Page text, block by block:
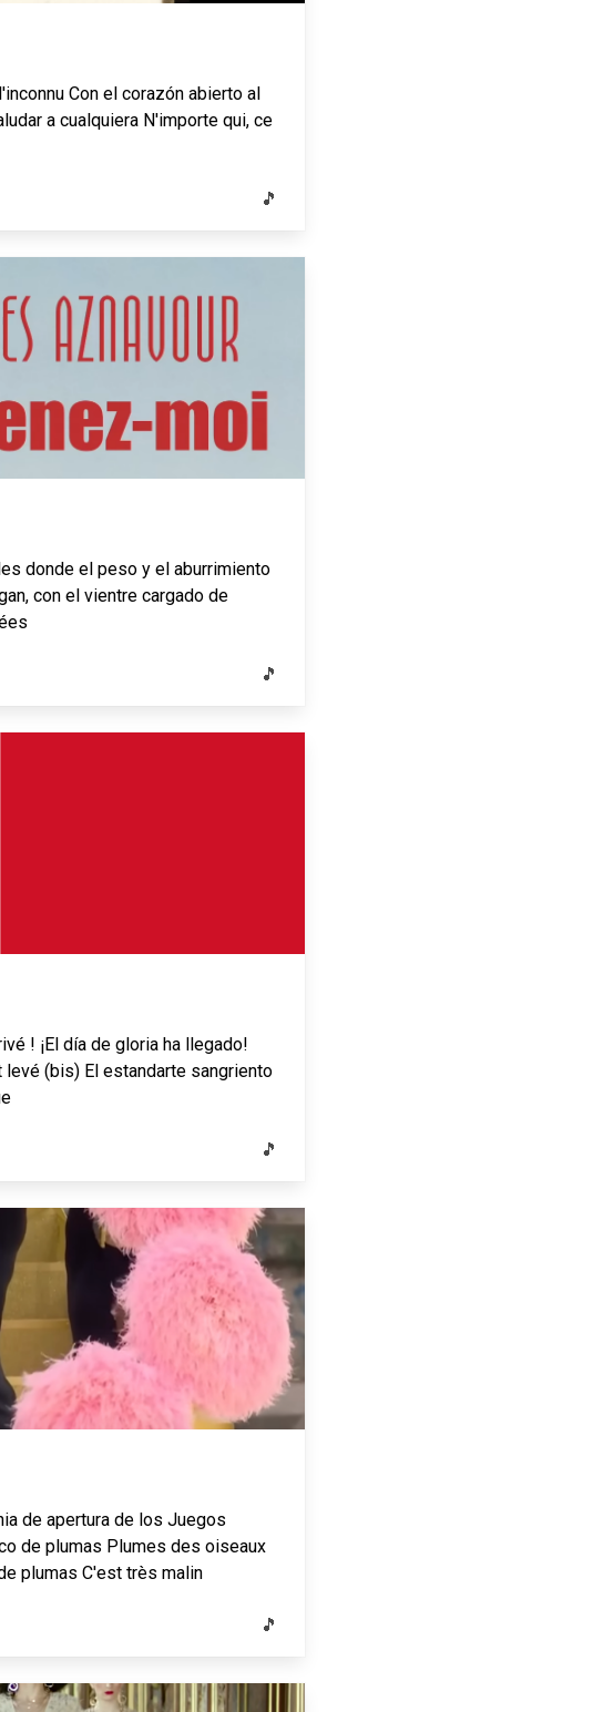
🎵
Con el corazón abierto al
a cualquiera N'importe qui, ce
🎵
donde el peso y el aburrimiento
con el vientre cargado de
🎵
! ¡El día de gloria ha llegado!
(bis) El estandarte sangriento
🎵
de apertura de los Juegos
de plumas Plumes des oiseaux
plumas C'est très malin